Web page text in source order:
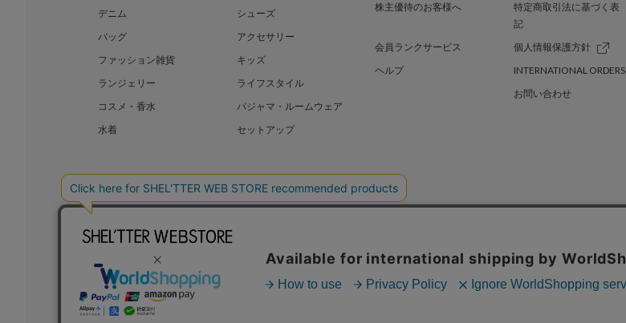
デニム
シューズ
バッグ
アクセサリー
ファッション雑貨
キッズ
ランジェリー
ライフスタイル
コスメ・香水
パジャマ・ルームウェア
水着
セットアップ
株主優待のお客様へ
特定商取引法に基づく表
記
会員ランクサービス
個人情報保護方針
ヘルプ
INTERNATIONAL ORDERS
お問い合わせ
BAROQUE JAPAN LIMITED SHEL’TTER GREEN 採用情報
COPYRIGHT © BAROQUE JAPAN LIMITED ALL RIGHTS RESERVED.